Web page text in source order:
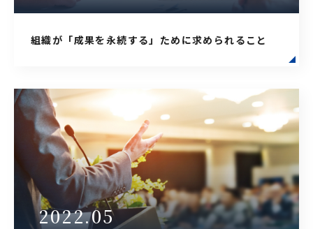
組織が「成果を永続する」ために求められること
2022.05